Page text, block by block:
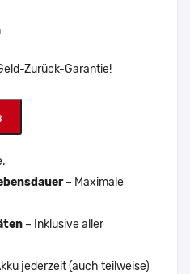
Zurück-Garantie!
– Maximale
– Inklusive aller
jederzeit (auch teilweise)